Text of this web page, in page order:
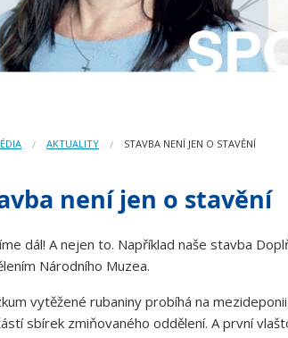
AKTUALITY STAVBA NENÍ JEN O STAVĚNÍ
není jen o stavění
dál! A nejen to. Například naše stavba
Národního Muzea.
vytěžené rubaniny probíhá na
sbírek zmiňovaného oddělení. A první